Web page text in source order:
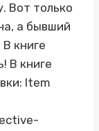
Вот только
а бывший
книге
В книге
Item